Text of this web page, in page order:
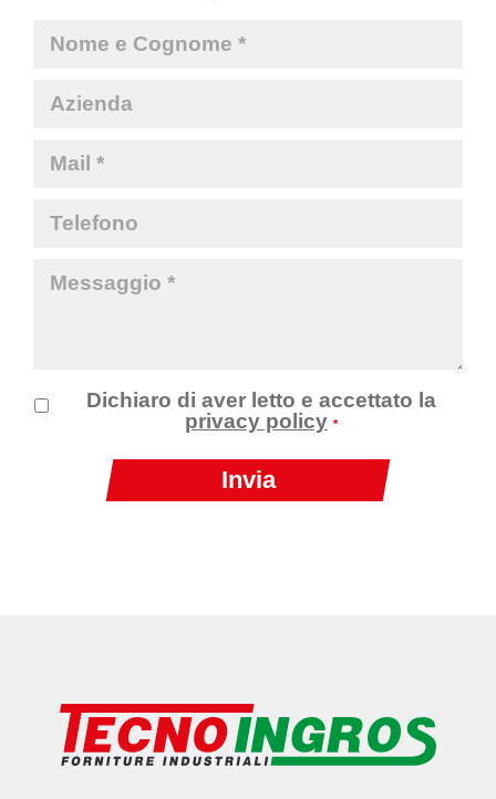
Dichiaro di aver letto e accettato la
privacy policy *